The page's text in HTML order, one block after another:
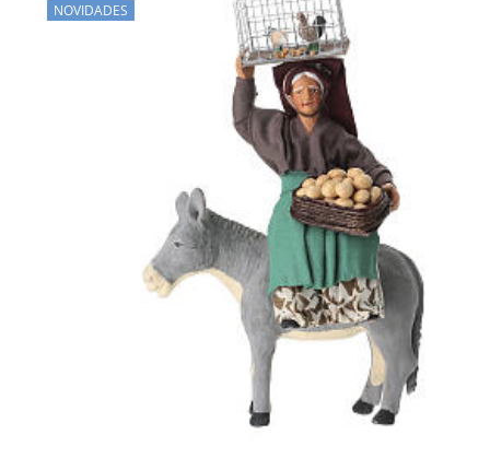
NOVIDADES